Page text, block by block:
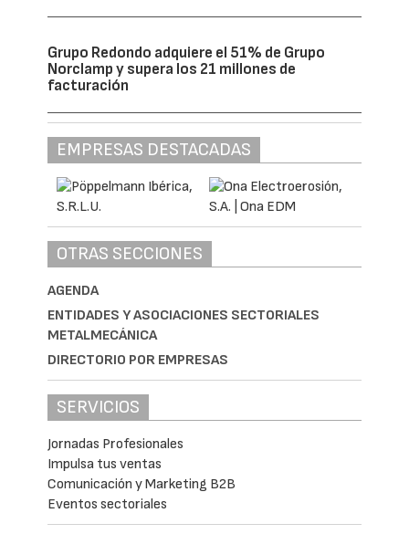
Grupo Redondo adquiere el 51% de Grupo
Norclamp y supera los 21 millones de
facturación
EMPRESAS DESTACADAS
OTRAS SECCIONES
AGENDA
ENTIDADES Y ASOCIACIONES SECTORIALES
METALMECÁNICA
DIRECTORIO POR EMPRESAS
SERVICIOS
Jornadas Profesionales
Impulsa tus ventas
Comunicación y Marketing B2B
Eventos sectoriales